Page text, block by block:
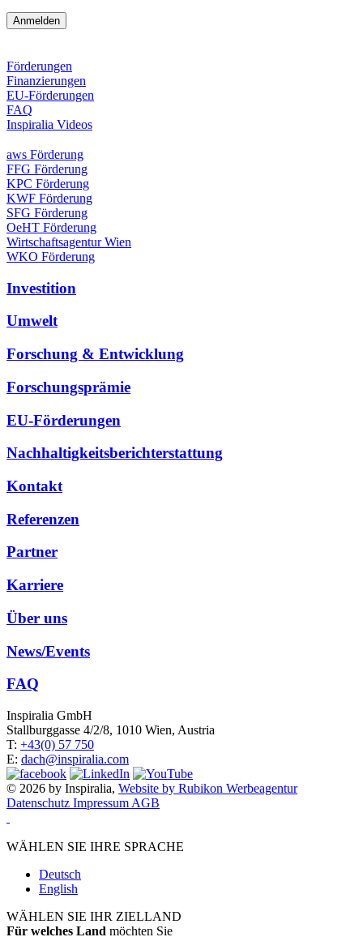
Förderungen
Finanzierungen
EU-Förderungen
FAQ
Inspiralia Videos
aws Förderung
FFG Förderung
KPC Förderung
KWF Förderung
SFG Förderung
OeHT Förderung
Wirtschaftsagentur Wien
WKO Förderung
Investition
Umwelt
Forschung & Entwicklung
Forschungsprämie
EU-Förderungen
Nachhaltigkeitsberichterstattung
Kontakt
Referenzen
Partner
Karriere
Über uns
News/Events
FAQ
Inspiralia GmbH
Stallburggasse 4/2/8, 1010 Wien, Austria
T: +43(0) 57 750
E: dach@inspiralia.com
© 2026 by Inspiralia, Website by Rubikon Werbeagentur
Datenschutz Impressum AGB
WÄHLEN SIE IHRE SPRACHE
Deutsch
English
WÄHLEN SIE IHR ZIELLAND
Für welches Land möchten Sie